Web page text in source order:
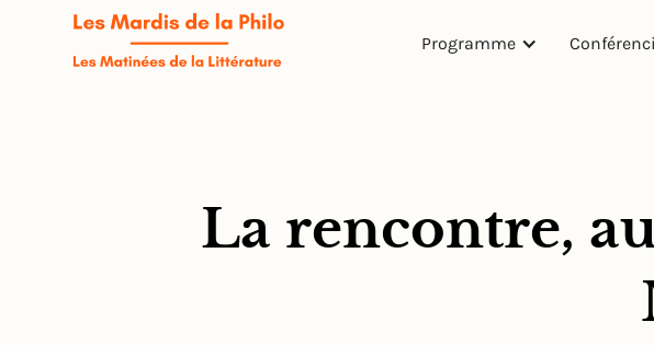
Programme
La rencontre,